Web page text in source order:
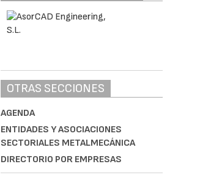
OTRAS SECCIONES
AGENDA
ENTIDADES Y ASOCIACIONES
SECTORIALES METALMECÁNICA
DIRECTORIO POR EMPRESAS